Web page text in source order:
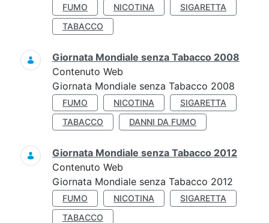
FUMO NICOTINA
SIGARETTA
TABACCO
Giornata Mondiale senza Tabacco 2008
Contenuto Web
Giornata Mondiale senza Tabacco 2008
FUMO NICOTINA
SIGARETTA
TABACCO
DANNI DA FUMO
Giornata Mondiale senza Tabacco 2012
Contenuto Web
Giornata Mondiale senza Tabacco 2012
FUMO NICOTINA
SIGARETTA
TABACCO